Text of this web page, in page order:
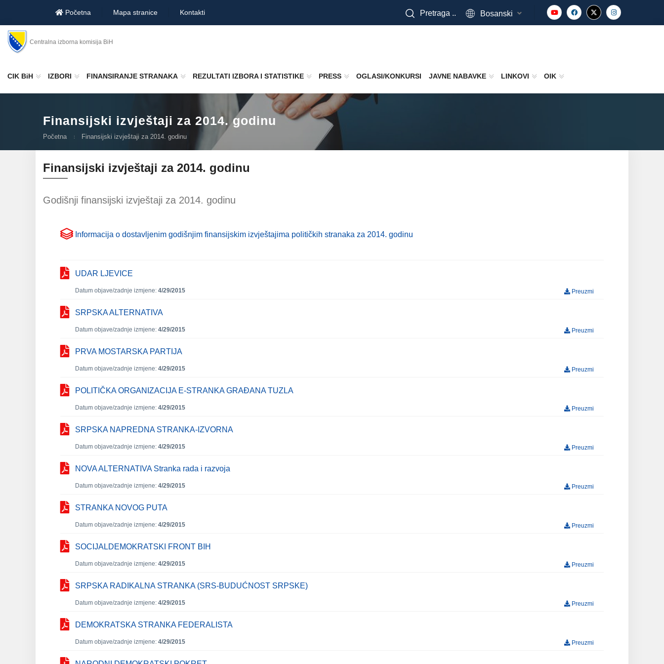
Početna Mapa stranice Kontakti Pretraga .. Bosanski
Centralna izborna komisija BiH
CIK BiH IZBORI FINANSIRANJE STRANAKA REZULTATI IZBORA I STATISTIKE PRESS OGLASI/KONKURSI JAVNE NABAVKE LINKOVI OIK
Finansijski izvještaji za 2014. godinu
Početna Finansijski izvještaji za 2014. godinu
Finansijski izvještaji za 2014. godinu
Godišnji finansijski izvještaji za 2014. godinu
Informacija o dostavljenim godišnjim finansijskim izvještajima političkih stranaka za 2014. godinu
UDAR LJEVICE
Datum objave/zadnje izmjene: 4/29/2015 Preuzmi
SRPSKA ALTERNATIVA
Datum objave/zadnje izmjene: 4/29/2015 Preuzmi
PRVA MOSTARSKA PARTIJA
Datum objave/zadnje izmjene: 4/29/2015 Preuzmi
POLITIČKA ORGANIZACIJA E-STRANKA GRAĐANA TUZLA
Datum objave/zadnje izmjene: 4/29/2015 Preuzmi
SRPSKA NAPREDNA STRANKA-IZVORNA
Datum objave/zadnje izmjene: 4/29/2015 Preuzmi
NOVA ALTERNATIVA Stranka rada i razvoja
Datum objave/zadnje izmjene: 4/29/2015 Preuzmi
STRANKA NOVOG PUTA
Datum objave/zadnje izmjene: 4/29/2015 Preuzmi
SOCIJALDEMOKRATSKI FRONT BIH
Datum objave/zadnje izmjene: 4/29/2015 Preuzmi
SRPSKA RADIKALNA STRANKA (SRS-BUDUĆNOST SRPSKE)
Datum objave/zadnje izmjene: 4/29/2015 Preuzmi
DEMOKRATSKA STRANKA FEDERALISTA
Datum objave/zadnje izmjene: 4/29/2015 Preuzmi